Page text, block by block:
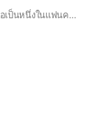
แฟนอาร์เซนอลพูดคุยแลกเปลี่ยนข่าวสาร ขอเป็นหนึ่งในแฟนคลับ อาร์เซนอล #arsenal #Arsenalinthailand #ArsenalThailand #Odegaard #Saka #Ozil #Henry #Havertz #อาร์ซนอล #อาร์เซนอลไทย #Gyokeres #Arteta #Premierleague